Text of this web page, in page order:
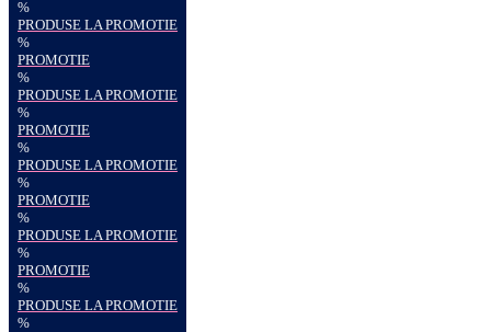
%
PRODUSE LA PROMOTIE
%
PROMOTIE
%
PRODUSE LA PROMOTIE
%
PROMOTIE
%
PRODUSE LA PROMOTIE
%
PROMOTIE
%
PRODUSE LA PROMOTIE
%
PROMOTIE
%
PRODUSE LA PROMOTIE
%